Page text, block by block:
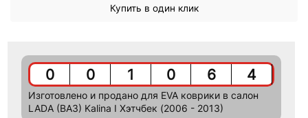
Купить в один клик
0 0 1 0 6 4
Изготовлено и продано для EVA коврики в салон
LADA (ВАЗ) Kalina I Хэтчбек (2006 - 2013)